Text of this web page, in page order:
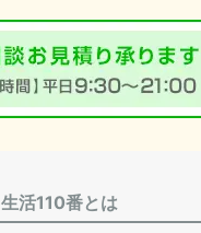
生活110番とは